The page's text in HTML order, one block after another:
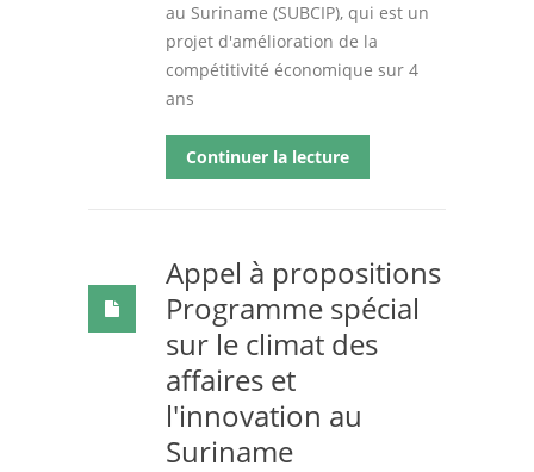
au Suriname (SUBCIP), qui est un
projet d'amélioration de la
compétitivité économique sur 4
ans
Continuer la lecture
Appel à propositions
Programme spécial
sur le climat des
affaires et
l'innovation au
Suriname